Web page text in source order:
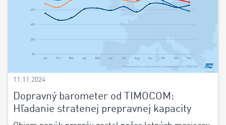
11.11.2024
Dopravný barometer od TIMOCOM:
Hľadanie stratenej prepravnej kapacity